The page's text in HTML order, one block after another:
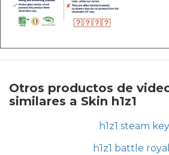
Otros productos de
similares a Skin h1z1
h1z1 steam key
h1z1 battle